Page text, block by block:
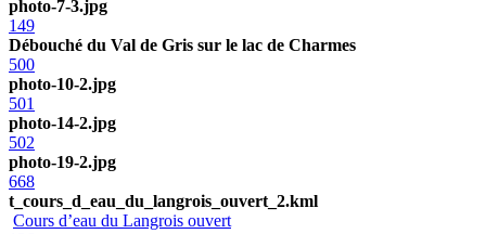
photo-7-3.jpg
149
Débouché du Val de Gris sur le lac de Charmes
500
photo-10-2.jpg
501
photo-14-2.jpg
502
photo-19-2.jpg
668
t_cours_d_eau_du_langrois_ouvert_2.kml
Cours d’eau du Langrois ouvert